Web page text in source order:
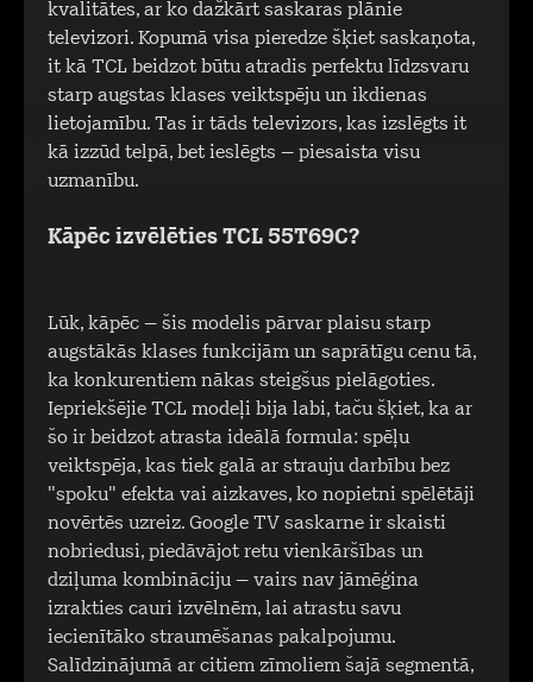
kvalitātes, ar ko dažkārt saskaras plānie
televizori. Kopumā visa pieredze šķiet saskaņota,
it kā TCL beidzot būtu atradis perfektu līdzsvaru
starp augstas klases veiktspēju un ikdienas
lietojamību. Tas ir tāds televizors, kas izslēgts it
kā izzūd telpā, bet ieslēgts – piesaista visu
uzmanību.
Kāpēc izvēlēties TCL 55T69C?
Lūk, kāpēc – šis modelis pārvar plaisu starp
augstākās klases funkcijām un saprātīgu cenu tā,
ka konkurentiem nākas steigšus pielāgoties.
Iepriekšējie TCL modeļi bija labi, taču šķiet, ka ar
šo ir beidzot atrasta ideālā formula: spēļu
veiktspēja, kas tiek galā ar strauju darbību bez
"spoku" efekta vai aizkaves, ko nopietni spēlētāji
novērtēs uzreiz. Google TV saskarne ir skaisti
nobriedusi, piedāvājot retu vienkāršības un
dziļuma kombināciju – vairs nav jāmēģina
izrakties cauri izvēlnēm, lai atrastu savu
iecienītāko straumēšanas pakalpojumu.
Salīdzinājumā ar citiem zīmoliem šajā segmentā,